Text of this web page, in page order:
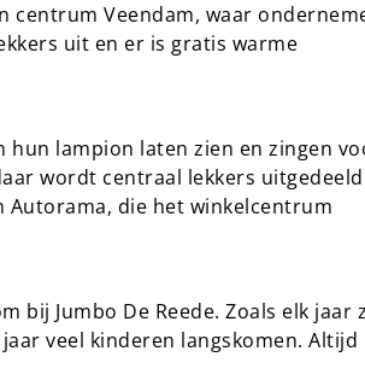
centrum Veendam, waar
uit en er is gratis warme
lampion laten zien en zingen
wordt centraal lekkers
die het winkelcentrum
bij Jumbo De Reede. Zoals elk jaar
veel kinderen langskomen. Altijd